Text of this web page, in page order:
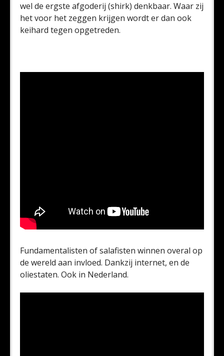
wel de ergste afgoderij (shirk) denkbaar. Waar zij
het voor het zeggen krijgen wordt er dan ook
keihard tegen opgetreden.
Fundamentalisten of salafisten winnen overal op
de wereld aan invloed. Dankzij internet, en de
oliestaten. Ook in Nederland.